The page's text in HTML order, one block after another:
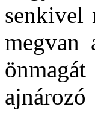
senkivel
megvan